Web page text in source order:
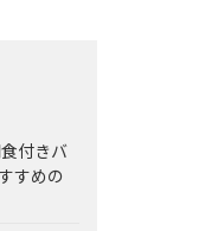
付きバ
すめの